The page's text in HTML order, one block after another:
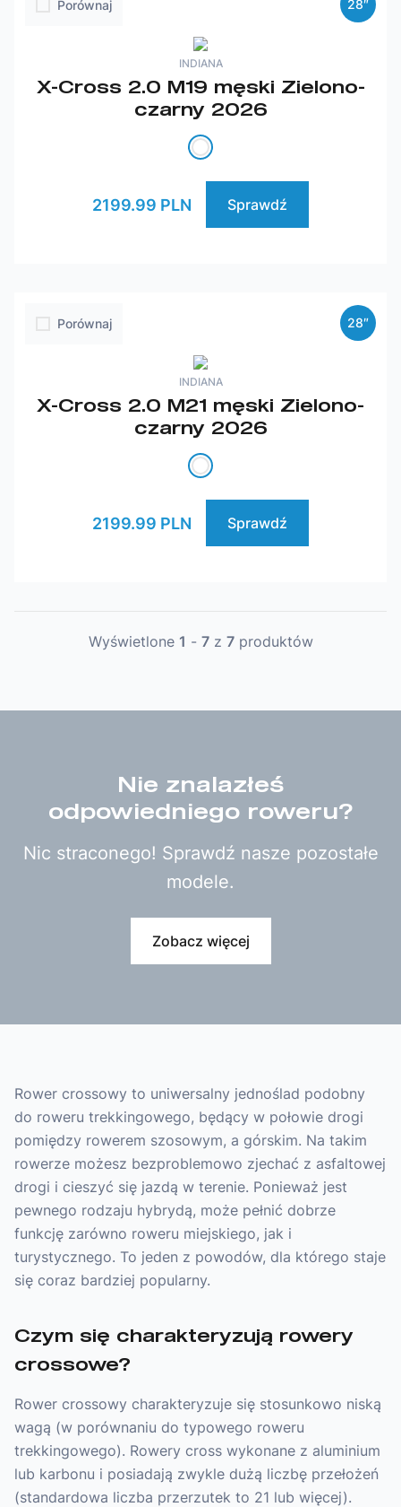
Porównaj
INDIANA
X-Cross 2.0 M19 męski Zielono-
czarny 2026
28″
2199.99 PLN Sprawdź
Porównaj
INDIANA
X-Cross 2.0 M21 męski Zielono-
czarny 2026
28″
2199.99 PLN Sprawdź
Wyświetlone 1 - 7z 7produktów
Nie znalazłeś
odpowiedniego roweru?
Nic straconego! Sprawdź nasze pozostałe
modele.
Zobacz więcej
Rower crossowy to uniwersalny jednoślad podobny
do roweru trekkingowego, będący w połowie drogi
pomiędzy rowerem szosowym, a górskim. Na takim
rowerze możesz bezproblemowo zjechać z asfaltowej
drogi i cieszyć się jazdą w terenie. Ponieważ jest
pewnego rodzaju hybrydą, może pełnić dobrze
funkcję zarówno roweru miejskiego, jak i
turystycznego. To jeden z powodów, dla którego staje
się coraz bardziej popularny.
Czym się charakteryzują rowery
crossowe?
Rower crossowy charakteryzuje się stosunkowo niską
wagą (w porównaniu do typowego roweru
trekkingowego). Rowery cross wykonane z aluminium
lub karbonu i posiadają zwykle dużą liczbę przełożeń
(standardowa liczba przerzutek to 21 lub więcej).